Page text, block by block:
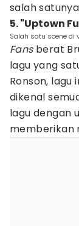
salah
5. "Uptown
Salah satu scene di
Fansberat
lagu yang
Ronson, lagu
dikenal
lagu dengan
memberikan